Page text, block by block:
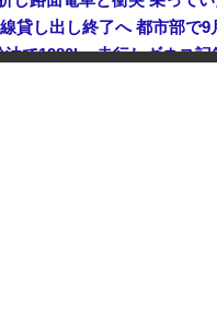
貸し出し終了へ 都市部で9